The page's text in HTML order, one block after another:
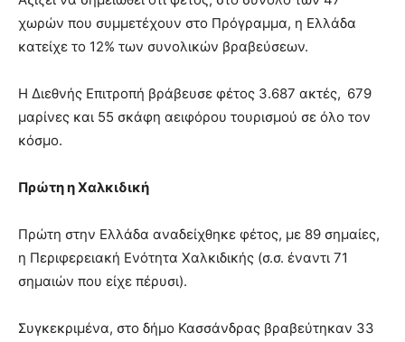
χωρών που συμμετέχουν στο Πρόγραμμα, η Ελλάδα
κατείχε το 12% των συνολικών βραβεύσεων.
Η Διεθνής Επιτροπή βράβευσε φέτος 3.687 ακτές, 679
μαρίνες και 55 σκάφη αειφόρου τουρισμού σε όλο τον
κόσμο.
Πρώτη η Χαλκιδική
Πρώτη στην Ελλάδα αναδείχθηκε φέτος, με 89 σημαίες,
η Περιφερειακή Ενότητα Χαλκιδικής (σ.σ. έναντι 71
σημαιών που είχε πέρυσι).
Συγκεκριμένα, στο δήμο Κασσάνδρας βραβεύτηκαν 33